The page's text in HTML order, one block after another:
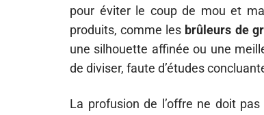
pour éviter le coup de mou et
produits, comme les brûleurs de
une silhouette affinée ou une
de diviser, faute d’études
La profusion de l’offre ne doit